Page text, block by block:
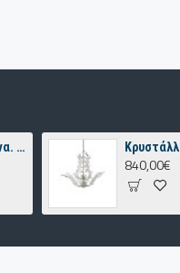
Κρεμαστό φωτιστικό με οπαλίνα. N.73 Nagia
840,00€